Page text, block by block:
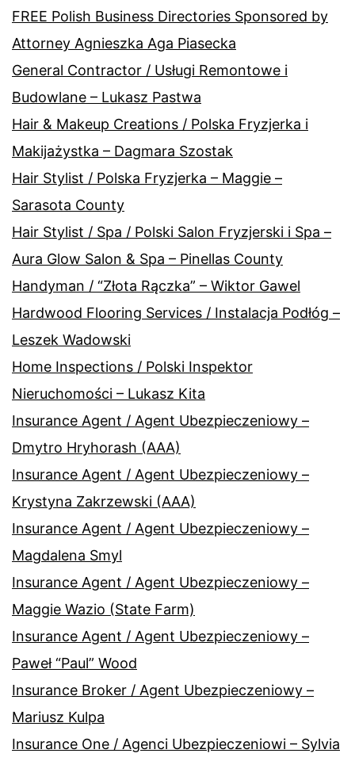
FREE Polish Business Directories Sponsored by
Attorney Agnieszka Aga Piasecka
General Contractor / Usługi Remontowe i
Budowlane – Lukasz Pastwa
Hair & Makeup Creations / Polska Fryzjerka i
Makijażystka – Dagmara Szostak
Hair Stylist / Polska Fryzjerka – Maggie –
Sarasota County
Hair Stylist / Spa / Polski Salon Fryzjerski i Spa –
Aura Glow Salon & Spa – Pinellas County
Handyman / “Złota Rączka” – Wiktor Gawel
Hardwood Flooring Services / Instalacja Podłóg –
Leszek Wadowski
Home Inspections / Polski Inspektor
Nieruchomości – Lukasz Kita
Insurance Agent / Agent Ubezpieczeniowy –
Dmytro Hryhorash (AAA)
Insurance Agent / Agent Ubezpieczeniowy –
Krystyna Zakrzewski (AAA)
Insurance Agent / Agent Ubezpieczeniowy –
Magdalena Smyl
Insurance Agent / Agent Ubezpieczeniowy –
Maggie Wazio (State Farm)
Insurance Agent / Agent Ubezpieczeniowy –
Paweł “Paul” Wood
Insurance Broker / Agent Ubezpieczeniowy –
Mariusz Kulpa
Insurance One / Agenci Ubezpieczeniowi – Sylvia